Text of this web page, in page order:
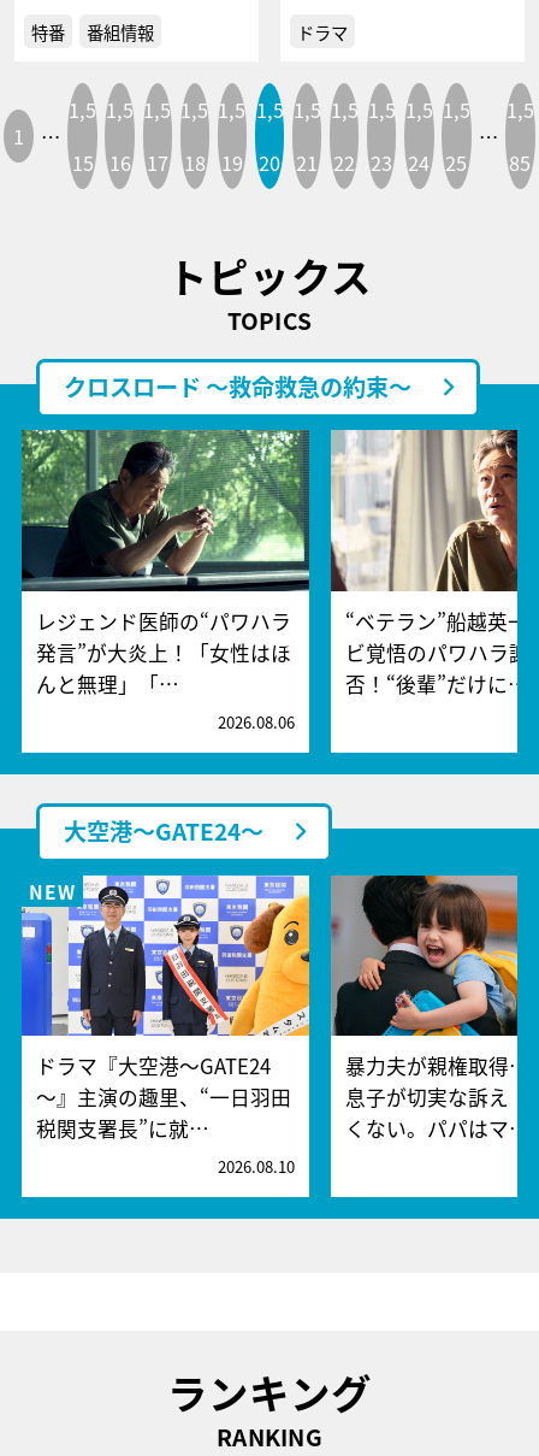
特番 番組情報 ドラマ
1 …
1,5
15
1,5
16
1,5
17
1,5
18
1,5
19
1,5
20
1,5
21
1,5
22
1,5
23
1,5
24
1,5
25
…
1,5
85
トピックス
TOPICS
クロスロード ～救命救急の約束～
レジェンド医師の“パワハラ
発言”が大炎上！「女性はほ
んと無理」「…
2026.08.06
“ベテラン”船越英一
ビ覚悟のパワハラ謝
否！“後輩”だけに…
大空港～GATE24～
ドラマ『大空港～GATE24
～』主演の趣里、“一日羽田
税関支署長”に就…
2026.08.10
暴力夫が親権取得…
息子が切実な訴え「
くない。パパはマ…
ランキング
RANKING